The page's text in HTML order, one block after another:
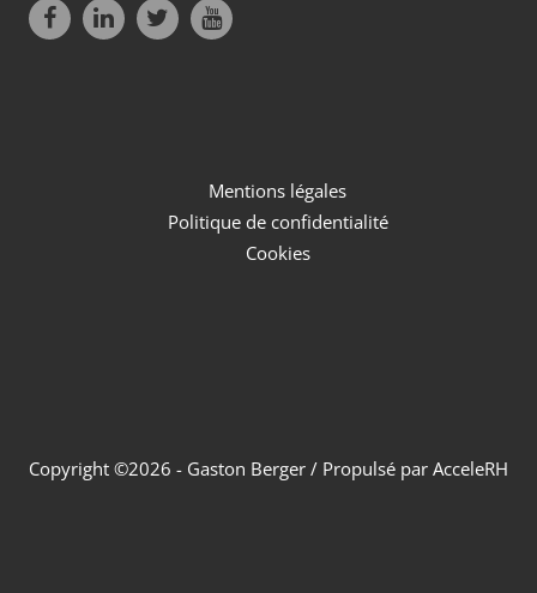
Mentions légales
Politique de confidentialité
Cookies
Copyright ©2026 - Gaston Berger / Propulsé par AcceleRH